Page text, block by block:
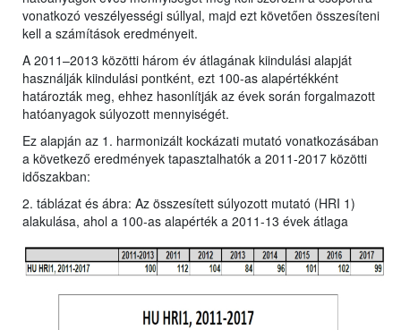
vonatkozó veszélyességi súllyal, majd ezt követően összesíteni
kell a számítások eredményeit.
A 2011–2013 közötti három év átlagának kiindulási alapját
használják kiindulási pontként, ezt 100-as alapértékként
határozták meg, ehhez hasonlítják az évek során forgalmazott
hatóanyagok súlyozott mennyiségét.
Ez alapján az 1. harmonizált kockázati mutató vonatkozásában
a következő eredmények tapasztalhatók a 2011-2017 közötti
időszakban:
2. táblázat és ábra: Az összesített súlyozott mutató (HRI 1)
alakulása, ahol a 100-as alapérték a 2011-13 évek átlaga